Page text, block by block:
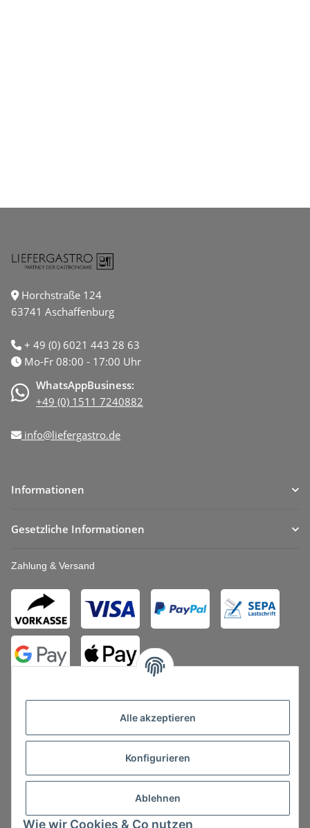
Alle akzeptieren
Konfigurieren
Ablehnen
Wie wir Cookies & Co nutzen
Horchstraße 124
63741 Aschaffenburg
+ 49 (0) 6021 443 28 63
Mo-Fr 08:00 - 17:00 Uhr
WhatsAppBusiness:
+49 (0) 1511 7240882
info@liefergastro.de
Informationen
Gesetzliche Informationen
Zahlung & Versand
Vertrag widerrufen